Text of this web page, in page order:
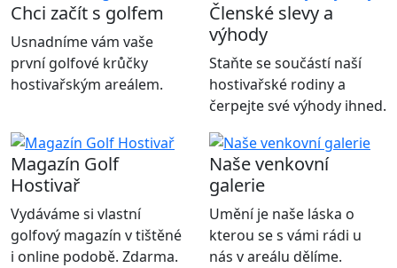
Chci začít s golfem
Usnadníme vám vaše
první golfové krůčky
hostivařským areálem.
Členské slevy a
výhody
Staňte se součástí naší
hostivařské rodiny a
čerpejte své výhody ihned.
Magazín Golf
Hostivař
Vydáváme si vlastní
golfový magazín v tištěné
i online podobě. Zdarma.
Naše venkovní
galerie
Umění je naše láska o
kterou se s vámi rádi u
nás v areálu dělíme.